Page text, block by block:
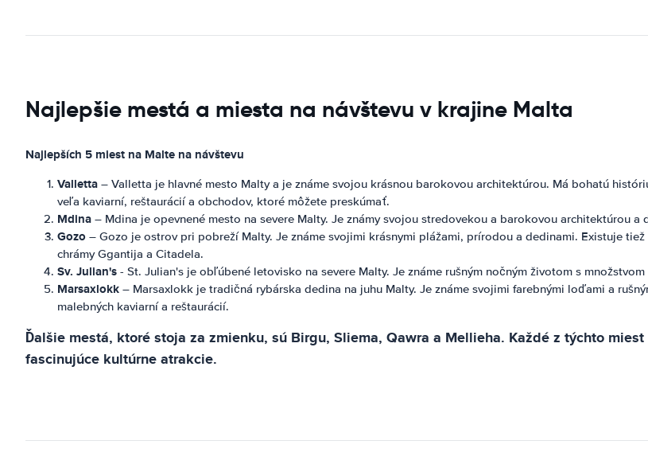
Najlepšie mestá a miesta na návštevu v krajine Malta
Najlepších 5 miest na Malte na návštevu
Valletta – Valletta je hlavné mesto Malty a je známe svojou krásnou barokovou architektúrou. Má bohatú
veľa kaviarní, reštaurácií a obchodov, ktoré môžete preskúmať.
Mdina – Mdina je opevnené mesto na severe Malty. Je známy svojou stredovekou a barokovou architektúrou
Gozo – Gozo je ostrov pri pobreží Malty. Je známe svojimi krásnymi plážami, prírodou a dedinami. Existuje
chrámy Ggantija a Citadela.
Sv. Julian's - St. Julian's je obľúbené letovisko na severe Malty. Je známe rušným nočným životom s
Marsaxlokk – Marsaxlokk je tradičná rybárska dedina na juhu Malty. Je známe svojimi farebnými loďami a
malebných kaviarní a reštaurácií.
Ďalšie mestá, ktoré stoja za zmienku, sú Birgu, Sliema, Qawra a Mellieha. Každé z týchto
fascinujúce kultúrne atrakcie.